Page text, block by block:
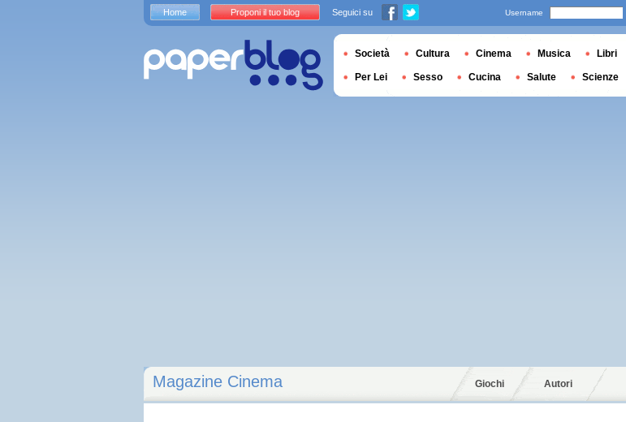
Magazine Cinema Giochi Autori
Home Proponi il tuo blog Seguici su Username
Società Cultura Cinema Musica Libri
Per Lei Sesso Cucina Salute Scienze